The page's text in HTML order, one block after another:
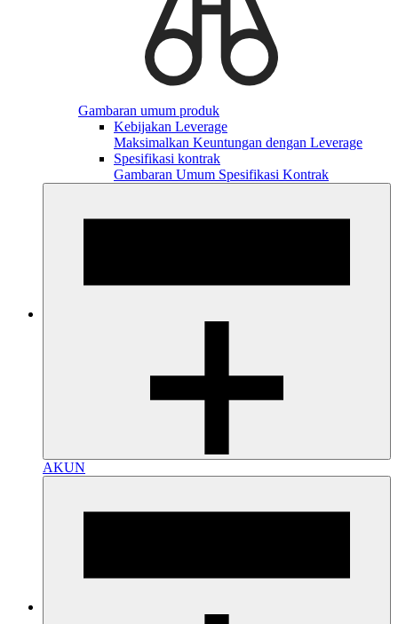
Gambaran umum produk
Kebijakan Leverage
Maksimalkan Keuntungan dengan Leverage
Spesifikasi kontrak
Gambaran Umum Spesifikasi Kontrak
AKUN